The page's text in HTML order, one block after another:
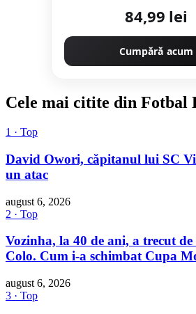
84,99 lei
Cumpără acum
Cele mai citite din Fotbal
1 · Top
David Owori, căpitanul lui SC
un atac
august 6, 2026
2 · Top
Vozinha, la 40 de ani, a trecut
Colo. Cum i-a schimbat Cupa
august 6, 2026
3 · Top